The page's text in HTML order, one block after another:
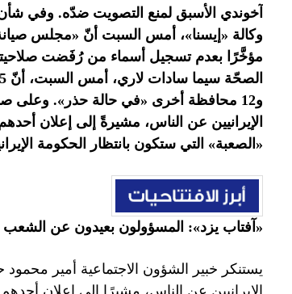
آخوندي الأسبق لمنع التصويت ضدّه. وفي شأن
وكالة «إيسنا»، أمس السبت أنّ «مجلس
و12 محافظة أخرى «في حالة حذر». وعلى
الإيرانيين عن الناس، مشيرةً إلى إعلان
«الصعبة» التي ستكون بانتظار الحكومة
«آفتاب يزد»: المسؤولون بعيدون عن الشعب
يستنكر خبير الشؤون الاجتماعية أمير
الإيرانيين عن الناس، مشيرًا إلى إعلان